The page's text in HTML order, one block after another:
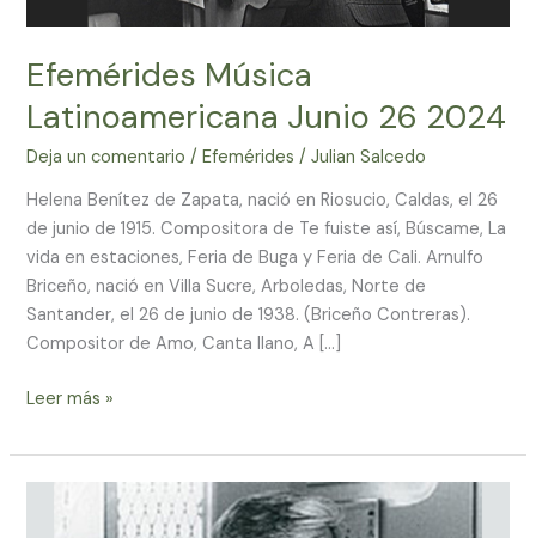
Efemérides Música
Latinoamericana Junio 26 2024
Deja un comentario /Efemérides /Julian Salcedo
Helena Benítez de Zapata, nació en Riosucio, Caldas, el 26
de junio de 1915. Compositora de Te fuiste así, Búscame, La
vida en estaciones, Feria de Buga y Feria de Cali. Arnulfo
Briceño, nació en Villa Sucre, Arboledas, Norte de
Santander, el 26 de junio de 1938. (Briceño Contreras).
Compositor de Amo, Canta llano, A […]
Leer más »
Efemérides
Música